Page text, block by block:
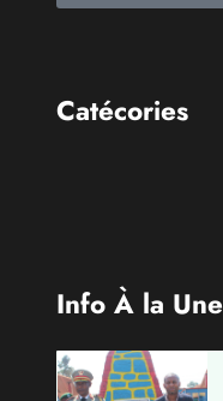
Catécories
Info À la Une